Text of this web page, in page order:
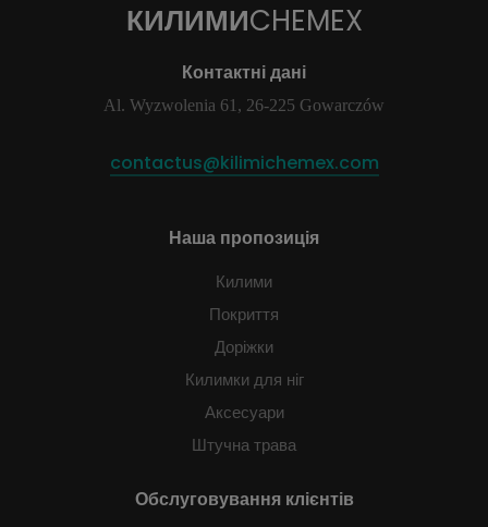
КИЛИМИCHEMEX
Контактні дані
Al. Wyzwolenia 61, 26-225 Gowarczów
contactus@kilimichemex.com
Наша пропозиція
Килими
Покриття
Доріжки
Килимки для ніг
Аксесуари
Штучна трава
Обслуговування клієнтів